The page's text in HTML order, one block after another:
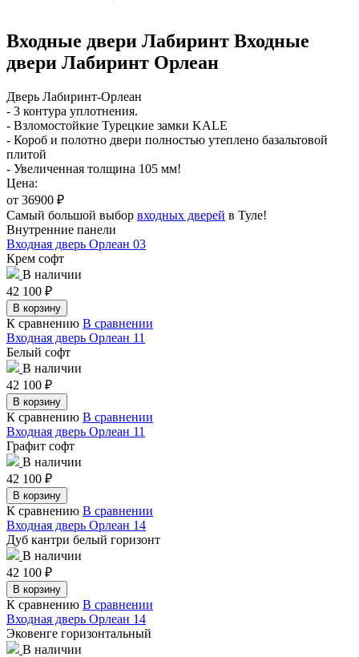
Входные двери Лабиринт Входные
двери Лабиринт Орлеан
Дверь Лабиринт-Орлеан
- 3 контура уплотнения.
- Взломостойкие Турецкие замки KALE
- Короб и полотно двери полностью утеплено базальтовой
плитой
- Увеличенная толщина 105 мм!
Цена:
от 36900 ₽
Самый большой выбор входных дверей в Туле!
Внутренние панели
Входная дверь Орлеан 03
Крем софт
В наличии
42 100 ₽
В корзину
К сравнению В сравнении
Входная дверь Орлеан 11
Белый софт
В наличии
42 100 ₽
В корзину
К сравнению В сравнении
Входная дверь Орлеан 11
Графит софт
В наличии
42 100 ₽
В корзину
К сравнению В сравнении
Входная дверь Орлеан 14
Дуб кантри белый горизонт
В наличии
42 100 ₽
В корзину
К сравнению В сравнении
Входная дверь Орлеан 14
Эковенге горизонтальный
В наличии